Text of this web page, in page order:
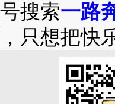
搜索一路
只想把快